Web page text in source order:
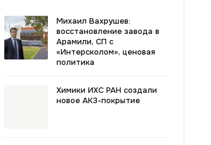
Михаил Вахрушев:
восстановление завода в
Арамили, СП с
«Интерсколом», ценовая
политика
Химики ИХС РАН создали
новое АКЗ-покрытие